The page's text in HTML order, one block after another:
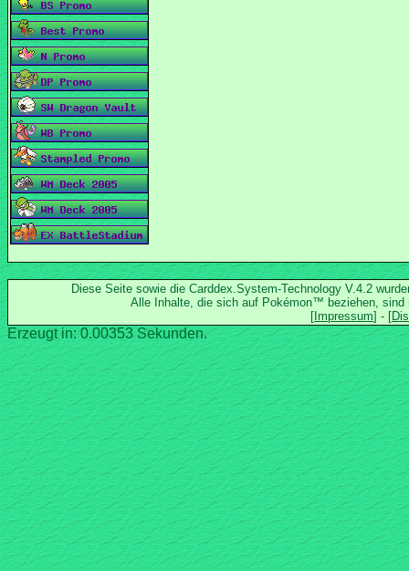
Diese Seite sowie die Carddex.System-Technology V.4.2
Alle Inhalte, die sich auf Pokémon™ beziehen, sind
Erzeugt in: 0.00353 Sekunden.